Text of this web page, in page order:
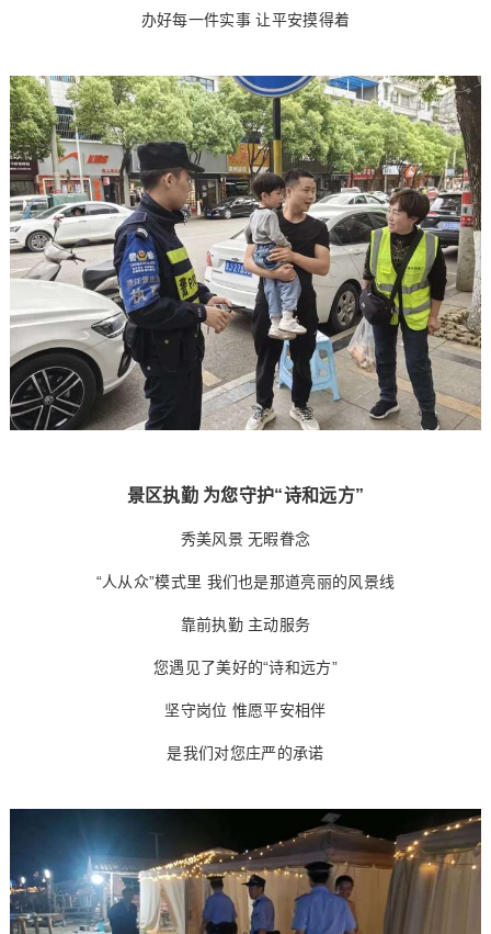
办好每一件实事 让平安摸得着
景区执勤 为您守护“诗和远方”
秀美风景 无暇眷念
“人从众”模式里 我们也是那道亮丽的风景线
靠前执勤 主动服务
您遇见了美好的“诗和远方”
坚守岗位 惟愿平安相伴
是我们对您庄严的承诺